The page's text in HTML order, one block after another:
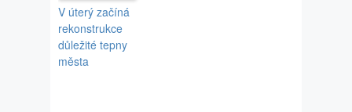
V úterý začíná
rekonstrukce
důležité tepny
města